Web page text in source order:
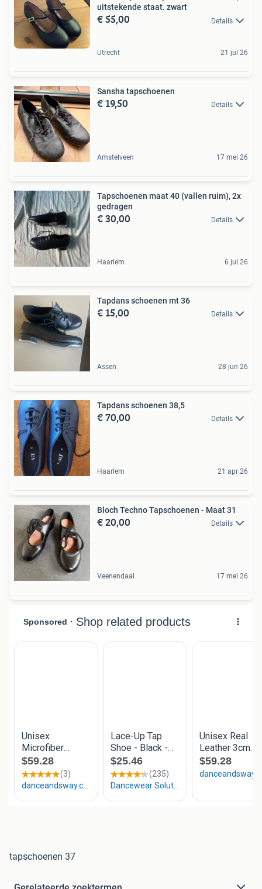
uitstekende staat. zwart
€ 55,00 Details
Utrecht 21 jul 26
Sansha tapschoenen
€ 19,50 Details
Amstelveen 17 mei 26
Tapschoenen maat 40 (vallen ruim), 2x
gedragen
€ 30,00 Details
Haarlem 6 jul 26
Tapdans schoenen mt 36
€ 15,00 Details
Assen 28 jun 26
Tapdans schoenen 38,5
€ 70,00 Details
Haarlem 21 apr 26
Bloch Techno Tapschoenen - Maat 31
€ 20,00 Details
Veenendaal 17 mei 26
tapschoenen 37